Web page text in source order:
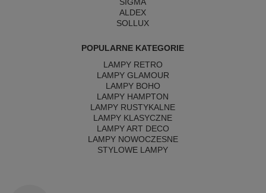
ALDEX
SOLLUX
POPULARNE KATEGORIE
LAMPY RETRO
LAMPY GLAMOUR
LAMPY BOHO
LAMPY HAMPTON
LAMPY RUSTYKALNE
LAMPY KLASYCZNE
LAMPY ART DECO
LAMPY NOWOCZESNE
STYLOWE LAMPY